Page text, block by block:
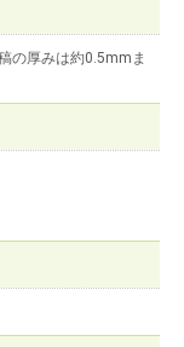
の厚みは約0.5mmま